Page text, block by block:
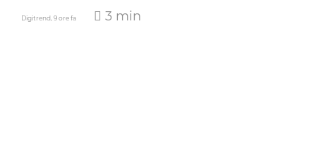
Digitrend,9 ore fa 3 min